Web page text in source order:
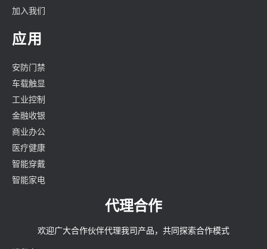
加入我们
应用
安防门禁
车载触显
工业控制
金融收银
商业办公
医疗健康
智能穿戴
智能家电
代理合作
欢迎广大合作伙伴代理我司产品，共同探索合作模式